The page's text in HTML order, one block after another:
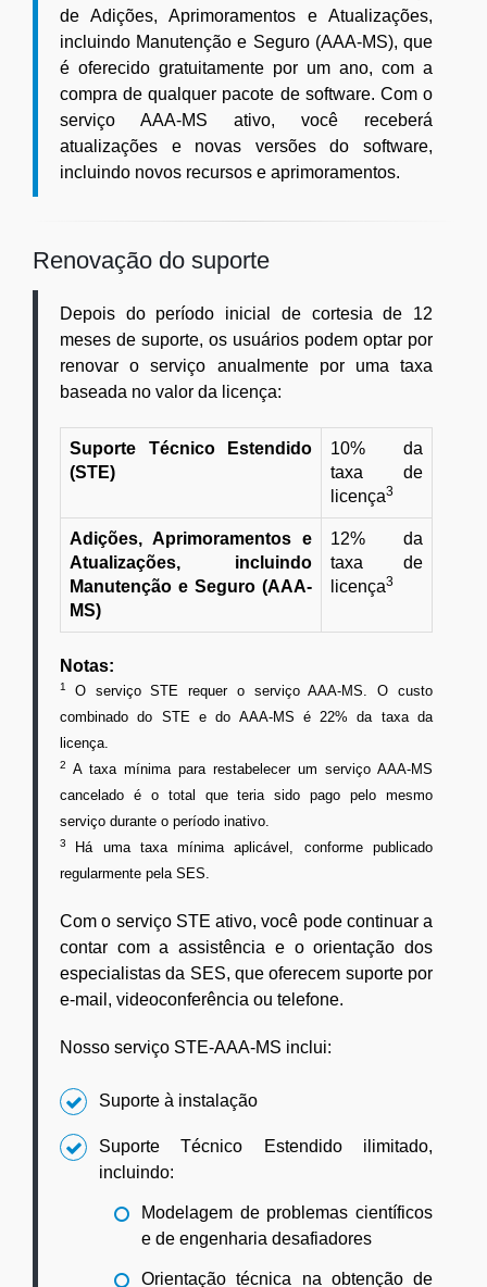
de Adições, Aprimoramentos e Atualizações,
incluindo Manutenção e Seguro (AAA-MS), que
é oferecido gratuitamente por um ano, com a
compra de qualquer pacote de software. Com o
serviço AAA-MS ativo, você receberá
atualizações e novas versões do software,
incluindo novos recursos e aprimoramentos.
Renovação do suporte
Depois do período inicial de cortesia de 12
meses de suporte, os usuários podem optar por
renovar o serviço anualmente por uma taxa
baseada no valor da licença:
Suporte Técnico Estendido
(STE)
10% da
taxa de
licença3
Adições, Aprimoramentos e
Atualizações, incluindo
Manutenção e Seguro (AAA-
MS)
12% da
taxa de
licença3
Notas:
1 O serviço STE requer o serviço AAA-MS. O custo
combinado do STE e do AAA-MS é 22% da taxa da
licença.
2 A taxa mínima para restabelecer um serviço AAA-MS
cancelado é o total que teria sido pago pelo mesmo
serviço durante o período inativo.
3
Há uma taxa mínima aplicável, conforme publicado
regularmente pela SES.
Com o serviço STE ativo, você pode continuar a
contar com a assistência e o orientação dos
especialistas da SES, que oferecem suporte por
e-mail, videoconferência ou telefone.
Nosso serviço STE-AAA-MS inclui:
Suporte à instalação
Suporte Técnico Estendido ilimitado,
incluindo:
Modelagem de problemas científicos
e de engenharia desafiadores
Orientação técnica na obtenção de